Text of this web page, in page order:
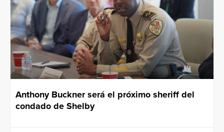
Anthony Buckner será el próximo sheriff del
condado de Shelby